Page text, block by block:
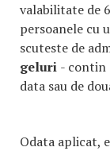
valabilitate de
persoanele cu
scuteste de
geluri - contin
data sau de
Odata aplicat,